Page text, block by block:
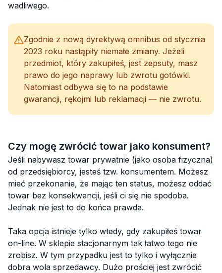
wadliwego.
Zgodnie z nową dyrektywą omnibus od stycznia
2023 roku nastąpiły niemałe zmiany. Jeżeli
przedmiot, który zakupiłeś, jest zepsuty, masz
prawo do jego naprawy lub zwrotu gotówki.
Natomiast odbywa się to na podstawie
gwarancji, rękojmi lub reklamacji — nie zwrotu.
Czy mogę zwrócić towar jako konsument?
Jeśli nabywasz towar prywatnie (jako osoba fizyczna)
od przedsiębiorcy, jesteś tzw. konsumentem. Możesz
mieć przekonanie, że mając ten status, możesz oddać
towar bez konsekwencji, jeśli ci się nie spodoba.
Jednak nie jest to do końca prawda.
Taka opcja istnieje tylko wtedy, gdy zakupiłeś towar
on-line. W sklepie stacjonarnym tak łatwo tego nie
zrobisz. W tym przypadku jest to tylko i wyłącznie
dobra wola sprzedawcy. Dużo prościej jest zwrócić